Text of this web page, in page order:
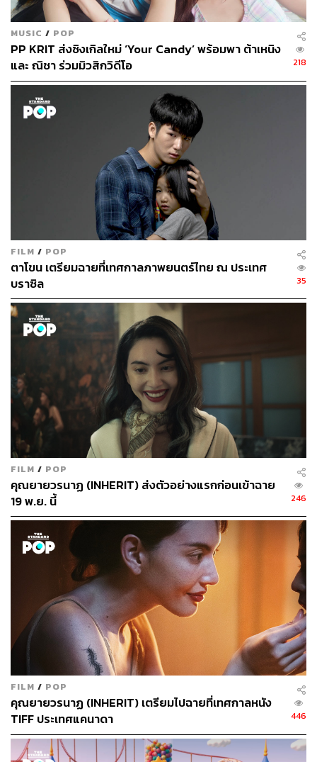
MUSIC / POP
PP KRIT ส่งซิงเกิลใหม่ ‘Your Candy’ พร้อมพา ต้าเหนิง
และ ณิชา ร่วมมิวสิกวิดีโอ
218
FILM / POP
ตาโขน เตรียมฉายที่เทศกาลภาพยนตร์ไทย ณ ประเทศ
บราซิล
35
FILM / POP
คุณยายวรนาฏ (INHERIT) ส่งตัวอย่างแรกก่อนเข้าฉาย
19 พ.ย. นี้
246
FILM / POP
คุณยายวรนาฏ (INHERIT) เตรียมไปฉายที่เทศกาลหนัง
TIFF ประเทศแคนาดา
446